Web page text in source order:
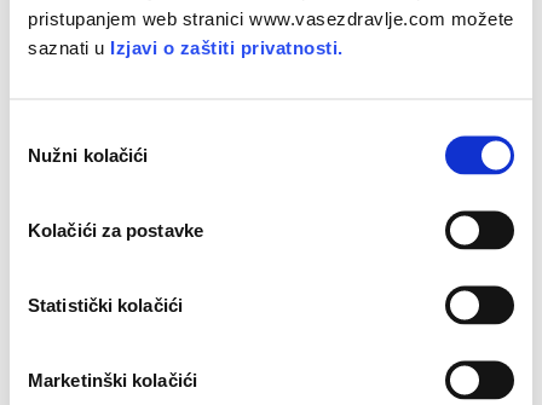
pristupanjem web stranici www.vasezdravlje.com možete
saznati u Izjavi o zaštiti privatnosti.
Nužni kolačići
Kolačići za postavke
Statistički kolačići
Marketinški kolačići
Zaključak studije
su otkrili da su ljudi koji su prvi i posljednji obrok jeli ranije
tijekom dana imali manji rizik od kardiovaskularnih bolesti
s manjim rizikom od moždanog udara ili drugih
cerebrovaskularnih bolesti, dok broj obroka pojedenih
cerebrovaskularnih niti kardiovaskularnih bolesti.